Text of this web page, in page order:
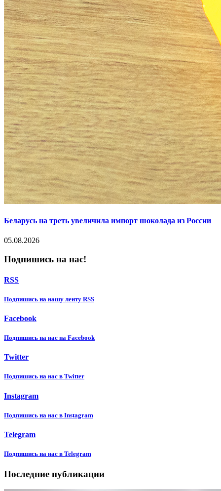
Беларусь на треть увеличила импорт шоколада из России
05.08.2026
Подпишись на нас!
RSS
Подпишиcь на нашу ленту RSS
Facebook
Подпишиcь на нас на Facebook
Twitter
Подпишиcь на нас в Twitter
Instagram
Подпишиcь на нас в Instagram
Telegram
Подпишиcь на нас в Telegram
Последние публикации